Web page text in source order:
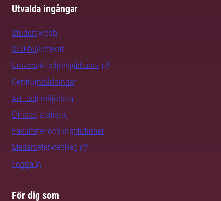
Utvalda ingångar
Studentwebb
SLU-biblioteket
Universitetsdjursjukhuset
Centrumbildningar
Art- och miljödata
Officiell statistik
Fakulteter och institutioner
Medarbetarwebben
Logga in
För dig som